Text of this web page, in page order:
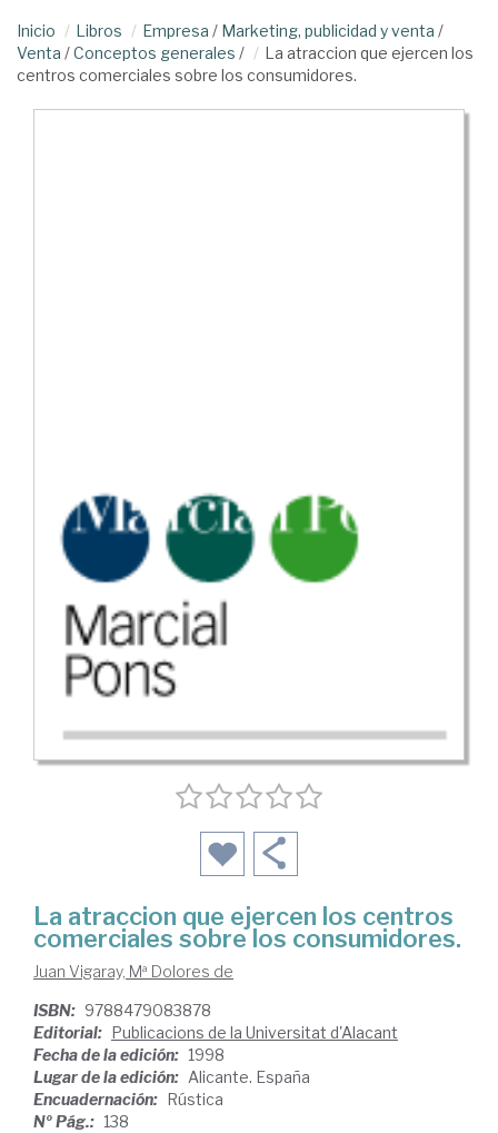
Inicio Libros Empresa / Marketing, publicidad y venta /
Venta /Conceptos generales /
La atraccion que ejercen los
centros comerciales sobre los consumidores.
La atraccion que ejercen los centros
comerciales sobre los consumidores.
Juan Vigaray, Mª Dolores de
ISBN: 9788479083878
Editorial: Publicacions de la Universitat d'Alacant
Fecha de la edición: 1998
Lugar de la edición: Alicante. España
Encuadernación: Rústica
Nº Pág.: 138